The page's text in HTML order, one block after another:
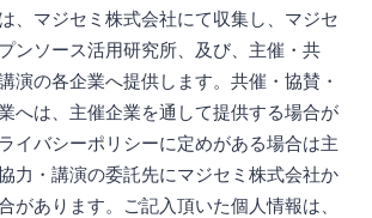
、マジセミ株式会社にて収集し、マジセ
ンソース活用研究所、及び、主催・共
演の各企業へ提供します。共催・協賛・
へは、主催企業を通して提供する場合が
イバシーポリシーに定めがある場合は主
力・講演の委託先にマジセミ株式会社か
があります。ご記入頂いた個人情報は、